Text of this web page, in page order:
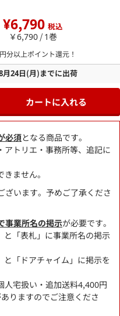
¥6,790 税込
￥6,790 / 1巻
円分以上ポイント還元！
月24日(月)までに出荷
カートに入れる
必須となる商品です。
アトリエ・事務所等、追記に
ません。
ざいます。予めご了承くださ
事業所名の掲示が必要です。
「表札」に事業所名の掲示
「ドアチャイム」に掲示を
人宅扱い・追加送料4,400円
りますのでご注意くださ